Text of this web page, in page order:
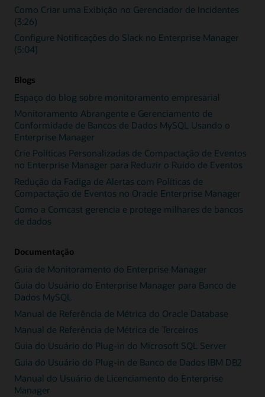
Como Criar uma Exibição no Gerenciador de Incidentes
(3:26)
Configure Notificações do Slack no Enterprise Manager
(5:04)
Blogs
Espaço do blog sobre monitoramento empresarial
Monitoramento Abrangente e Gerenciamento de
Conformidade de Bancos de Dados MySQL Usando o
Enterprise Manager
Crie Políticas Personalizadas de Compactação de Eventos
no Enterprise Manager para Reduzir o Ruído de Eventos
Redução da Fadiga de Alertas com Políticas de
Compactação de Eventos no Oracle Enterprise Manager
Como a Comcast gerencia e protege milhares de bancos
de dados
Documentação
Guia de Monitoramento do Enterprise Manager
Guia do Usuário do Enterprise Manager para Banco de
Dados MySQL
Manual de Referência de Métrica do Oracle Database
Manual de Referência de Métrica de Terceiros
Guia do Usuário do Plug-in do Microsoft SQL Server
Guia do Usuário do Plug-in de Banco de Dados IBM DB2
Manual do Usuário de Licenciamento do Enterprise
Manager